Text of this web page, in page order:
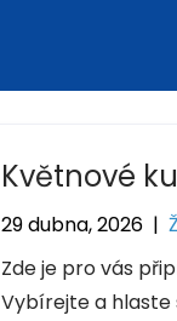
Květnové
29 dubna, 2026 |
Zde je pro vás
Vybírejte a hlaste